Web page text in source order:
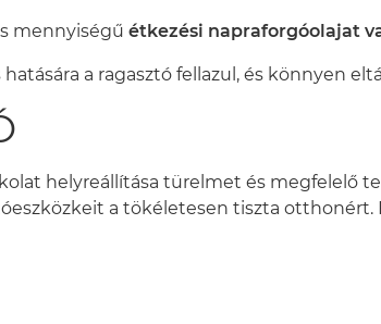
mennyiségű étkezési napraforgóolajat
hatására a ragasztó fellazul, és könnyen
helyreállítása türelmet és megfelelő
a tökéletesen tiszta otthonért.